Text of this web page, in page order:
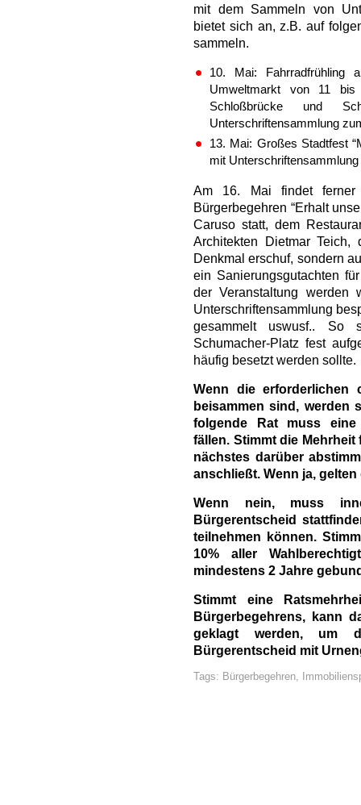
mit dem Sammeln von
bietet sich an, z.B. auf
sammeln.
10. Mai: Fahrradfrühling
Umweltmarkt von 11
Schloßbrücke und
Unterschriftensammlung
13. Mai: Großes Stadtfest
mit
Am 16. Mai findet
Bürgerbegehren “Erhalt
Caruso statt, dem
Architekten Dietmar
Denkmal erschuf, sondern
ein Sanierungsgutachten
der Veranstaltung werden
Unterschriftensammlung
gesammelt uswusf..
Schumacher-Platz fest
häufig besetzt werden sollte.
Wenn die erforderlichen
beisammen sind, werden
folgende Rat muss
fällen. Stimmt die
nächstes darüber
anschließt. Wenn ja,
Wenn nein, muss
Bürgerentscheid
teilnehmen können.
10% aller
mindestens 2 Jahre
Stimmt eine
Bürgerbegehrens, kann
geklagt werden, um
Bürgerentscheid mit
Tags: Bürgerbegehren,